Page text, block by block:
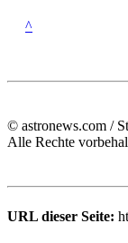
^
© astronews.com /
Alle Rechte
URL dieser Seite: